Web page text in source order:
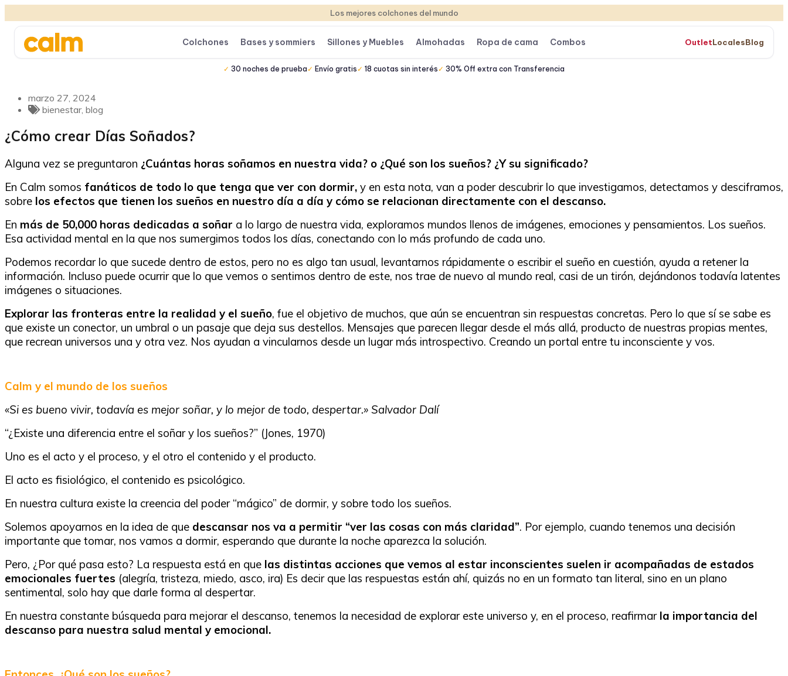
Los mejores colchones del mundo
Colchones Bases y sommiers Sillones y Muebles Almohadas Ropa de cama Combos OutletLocalesBlog
30 noches de prueba Envío gratis 18 cuotas sin interés 30% Off extra con Transferencia
marzo 27, 2024
bienestar, blog
¿Cómo crear Días Soñados?
Alguna vez se preguntaron ¿Cuántas horas soñamos en nuestra vida? o ¿Qué son los sueños? ¿Y su significado?
En Calm somos fanáticos de todo lo que tenga que ver con dormir, y en esta nota, van a poder descubrir lo que investigamos, detectamos y desciframos,
sobre los efectos que tienen los sueños en nuestro día a día y cómo se relacionan directamente con el descanso.
En más de 50,000 horas dedicadas a soñar a lo largo de nuestra vida, exploramos mundos llenos de imágenes, emociones y pensamientos. Los sueños.
Esa actividad mental en la que nos sumergimos todos los días, conectando con lo más profundo de cada uno.
Podemos recordar lo que sucede dentro de estos, pero no es algo tan usual, levantarnos rápidamente o escribir el sueño en cuestión, ayuda a retener la
información. Incluso puede ocurrir que lo que vemos o sentimos dentro de este, nos trae de nuevo al mundo real, casi de un tirón, dejándonos todavía latentes
imágenes o situaciones.
Explorar las fronteras entre la realidad y el sueño, fue el objetivo de muchos, que aún se encuentran sin respuestas concretas. Pero lo que sí se sabe es
que existe un conector, un umbral o un pasaje que deja sus destellos. Mensajes que parecen llegar desde el más allá, producto de nuestras propias mentes,
que recrean universos una y otra vez. Nos ayudan a vincularnos desde un lugar más introspectivo. Creando un portal entre tu inconsciente y vos.
Calm y el mundo de los sueños
«Si es bueno vivir, todavía es mejor soñar, y lo mejor de todo, despertar.» Salvador Dalí
“¿Existe una diferencia entre el soñar y los sueños?” (Jones, 1970)
Uno es el acto y el proceso, y el otro el contenido y el producto.
El acto es fisiológico, el contenido es psicológico.
En nuestra cultura existe la creencia del poder “mágico” de dormir, y sobre todo los sueños.
Solemos apoyarnos en la idea de que descansar nos va a permitir “ver las cosas con más claridad”. Por ejemplo, cuando tenemos una decisión
importante que tomar, nos vamos a dormir, esperando que durante la noche aparezca la solución.
Pero, ¿Por qué pasa esto? La respuesta está en que las distintas acciones que vemos al estar inconscientes suelen ir acompañadas de estados
emocionales fuertes (alegría, tristeza, miedo, asco, ira) Es decir que las respuestas están ahí, quizás no en un formato tan literal, sino en un plano
sentimental, solo hay que darle forma al despertar.
En nuestra constante búsqueda para mejorar el descanso, tenemos la necesidad de explorar este universo y, en el proceso, reafirmarla importancia del
descanso para nuestra salud mental y emocional.